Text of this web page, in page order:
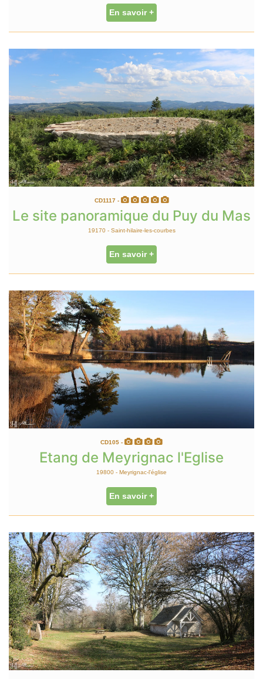
En savoir +
CD1117 -
Le site panoramique du Puy du Mas
19170 - Saint-hilaire-les-courbes
En savoir +
CD105 -
Etang de Meyrignac l'Eglise
19800 - Meyrignac-l'église
En savoir +